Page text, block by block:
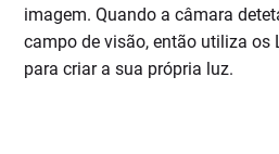
imagem. Quando a câmara
campo de visão, então utiliza os
para criar a sua própria luz.